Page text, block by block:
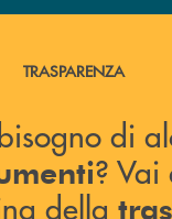
di alcuni
TRASPARENZA
di
? Vai
della